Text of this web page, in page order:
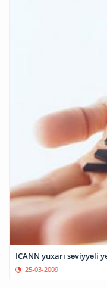
ICANN yuxarı səviyyəli
25-03-2009